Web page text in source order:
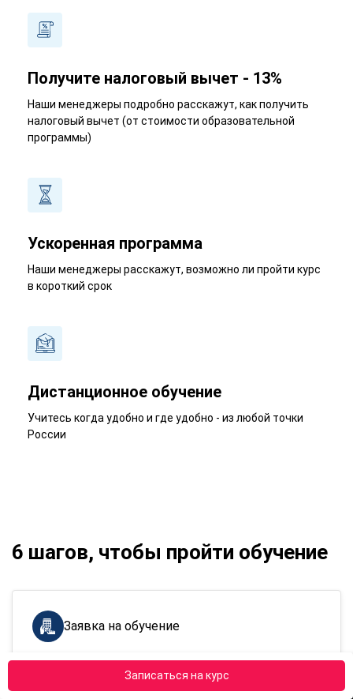
Записаться на курс
Получите налоговый вычет - 13%
Наши менеджеры подробно расскажут, как получить
налоговый вычет (от стоимости образовательной
программы)
Ускоренная программа
Наши менеджеры расскажут, возможно ли пройти курс
в короткий срок
Дистанционное обучение
Учитесь когда удобно и где удобно - из любой точки
России
6 шагов, чтобы пройти обучение
Заявка на обучение
zayavki@apokdpo.ru